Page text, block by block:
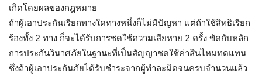
เกิดโดยผลของกฎหมาย
ถ้าผู้เอาประกันเรียกทางใดทางหนึ่งก็ไม่มีปัญหา แต่ถ้าใช้สิทธิเรียก
ร้องทั้ง 2 ทาง ก็จะได้รับการชดใช้ความเสียหาย 2 ครั้ง ขัดกับหลัก
การประกันวินาศภัยในฐานะที่เป็นสัญญาชดใช้ค่าสินไหมทดแทน
ซึ่งถ้าผู้เอาประกันภัยได้รับชำระจากผู้ทำละมิดจนครบจำนวนแล้ว